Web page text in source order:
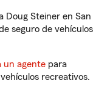
Doug Steiner en San
seguro de vehículos
un agente para
recreativos.